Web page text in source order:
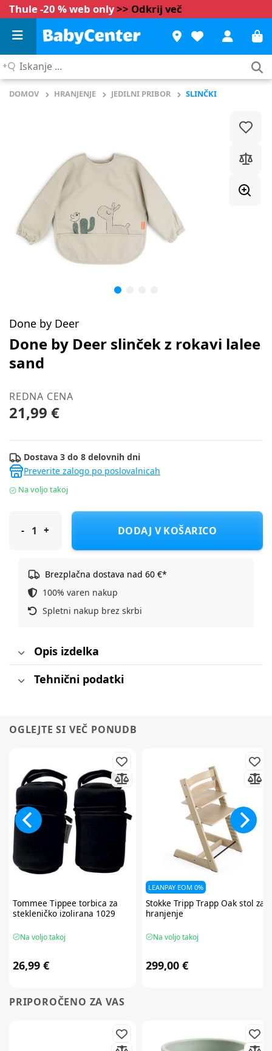
Thule -20 % web only>> Odkrij več
Iskanje
DOMOV HRANJENJE JEDILNI PRIBOR SLINČKI
Done by Deer
Done by Deer slinček z rokavi lalee
sand
REDNA CENA
21,99 €
Dostava 3 do 8 delovnih dni
Preverite zalogo po poslovalnicah
Na voljo takoj
Done by Deer slinček z rokavi lalee sand
DODAJ V KOŠARICO
Brezplačna dostava nad 60 €*
100% varen nakup
Spletni nakup brez skrbi
Opis izdelka
Tehnični podatki
OGLEJTE SI VEČ PONUDB
Tommee Tippee torbica za
stekleničko izolirana 1029
Na voljo takoj
26,99 €
LEANPAY EOM 0%
Stokke Tripp Trapp Oak stol za
hranjenje
Na voljo takoj
299,00 €
PRIPOROČENO ZA VAS